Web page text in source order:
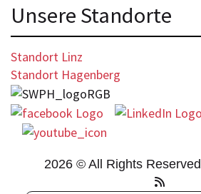
Unsere Standorte
Standort Linz
Standort Hagenberg
2026 © All Rights Reserved